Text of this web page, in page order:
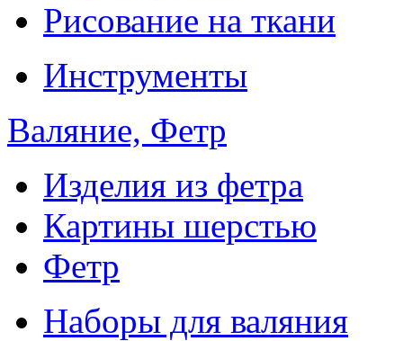
Рисование на ткани
Инструменты
Валяние, Фетр
Изделия из фетра
Картины шерстью
Фетр
Наборы для валяния